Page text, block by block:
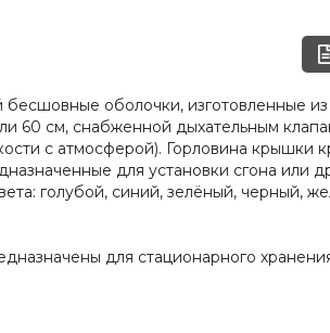
оболочки, изготовленные
60 см, снабженной дыхательным
с атмосферой). Горловина крышки
для установки сгона или
голубой, синий, зелёный, черный,
для стационарного